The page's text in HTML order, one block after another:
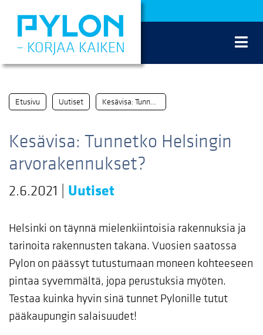
sisältöön
– KORJAA KAIKEN
Etusivu Uutiset Kesävisa: Tunnetko Helsingin arvorakennukset?
Kesävisa: Tunnetko Helsingin
arvorakennukset?
2.6.2021 Uutiset
Helsinki on täynnä mielenkiintoisia rakennuksia ja
tarinoita rakennusten takana. Vuosien saatossa
Pylon on päässyt tutustumaan moneen kohteeseen
pintaa syvemmältä, jopa perustuksia myöten.
Testaa kuinka hyvin sinä tunnet Pylonille tutut
pääkaupungin salaisuudet!